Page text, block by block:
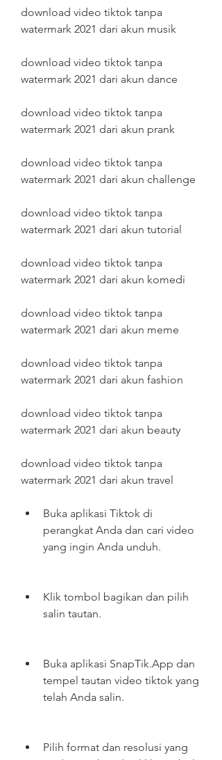
download video tiktok tanpa
watermark 2021 dari akun musik
download video tiktok tanpa
watermark 2021 dari akun dance
download video tiktok tanpa
watermark 2021 dari akun prank
download video tiktok tanpa
watermark 2021 dari akun challenge
download video tiktok tanpa
watermark 2021 dari akun tutorial
download video tiktok tanpa
watermark 2021 dari akun komedi
download video tiktok tanpa
watermark 2021 dari akun meme
download video tiktok tanpa
watermark 2021 dari akun fashion
download video tiktok tanpa
watermark 2021 dari akun beauty
download video tiktok tanpa
watermark 2021 dari akun travel
Buka aplikasi Tiktok di
perangkat Anda dan cari video
yang ingin Anda unduh.
Klik tombol bagikan dan pilih
salin tautan.
Buka aplikasi SnapTik.App dan
tempel tautan video tiktok yang
telah Anda salin.
Pilih format dan resolusi yang